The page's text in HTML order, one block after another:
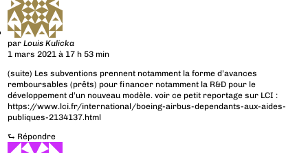
parLouis Kulicka
1 mars 2021 à 17 h 53 min
(suite) Les subventions prennent notamment la forme d’avances
remboursables (prêts) pour financer notamment la R&D pour le
développement d’un nouveau modèle. voir ce petit reportage sur LCI :
https://www.lci.fr/international/boeing-airbus-dependants-aux-aides-
publiques-2134137.html
⮑ Répondre